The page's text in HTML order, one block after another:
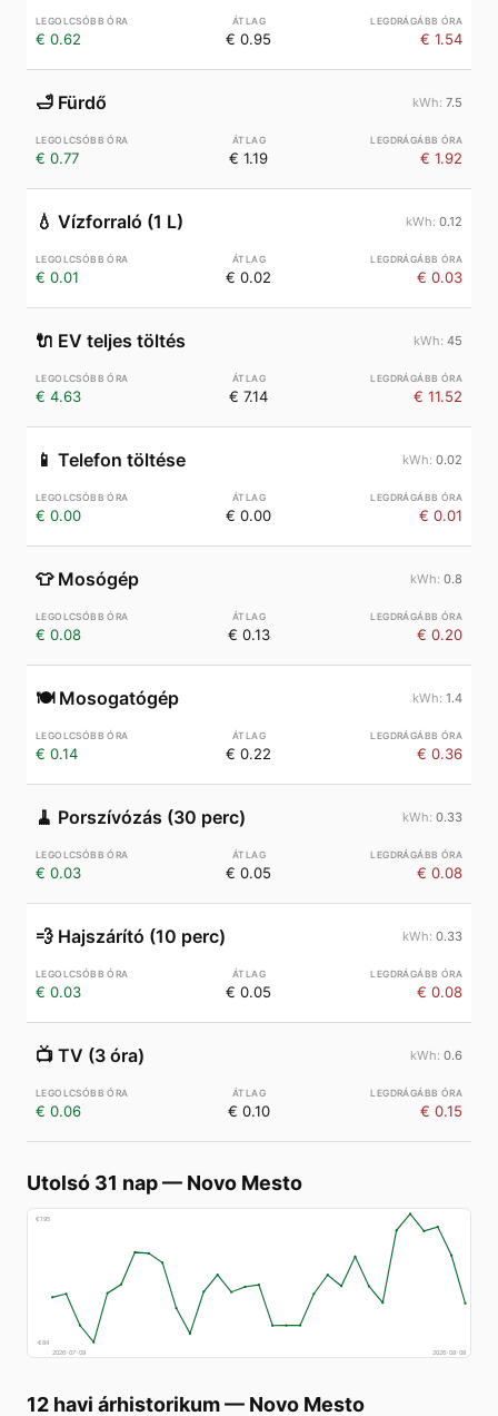
€ 0.62 € 0.95 € 1.54
🛁 Fürdő 7.5
€ 0.77 € 1.19 € 1.92
💧 Vízforraló (1 L) 0.12
€ 0.01 € 0.02 € 0.03
🔌 EV teljes töltés 45
€ 4.63 € 7.14 € 11.52
📱 Telefon töltése 0.02
€ 0.00 € 0.00 € 0.01
👕 Mosógép 0.8
€ 0.08 € 0.13 € 0.20
🍽️ Mosogatógép 1.4
€ 0.14 € 0.22 € 0.36
🧹 Porszívózás (30 perc) 0.33
€ 0.03 € 0.05 € 0.08
💨 Hajszárító (10 perc) 0.33
€ 0.03 € 0.05 € 0.08
📺 TV (3 óra) 0.6
€ 0.06 € 0.10 € 0.15
Utolsó 31 nap— Novo Mesto
€195
€84
2026-07-09
2026-08-08
12 havi árhistorikum— Novo Mesto